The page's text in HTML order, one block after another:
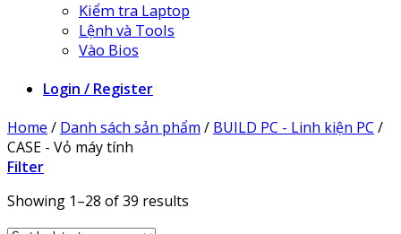
Kiểm tra Laptop
Lệnh và Tools
Vào Bios
Login / Register
Home / Danh sách sản phẩm / BUILD PC - Linh kiện PC /
CASE - Vỏ máy tính
Filter
Showing 1–28 of 39 results